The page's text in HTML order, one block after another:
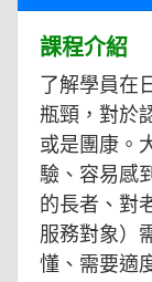
課程介紹
了解學員在
瓶頸，對於
或是團康。
驗、容易感
的長者、對
服務對象）
懂、需要適